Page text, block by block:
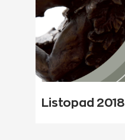
Listopad 2018